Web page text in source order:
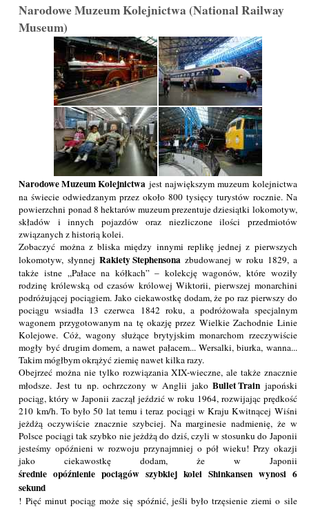
Narodowe Muzeum Kolejnictwa (National Railway
Museum)
Narodowe Muzeum Kolejnictwa jest największym muzeum kolejnictwa
na świecie odwiedzanym przez około 800 tysięcy turystów rocznie. Na
powierzchni ponad 8 hektarów muzeum prezentuje dziesiątki lokomotyw,
składów i innych pojazdów oraz niezliczone ilości przedmiotów
związanych z historią kolei.
Zobaczyć można z bliska między innymi replikę jednej z pierwszych
lokomotyw, słynnejRakiety Stephensona zbudowanej w roku 1829, a
także istne „Pałace na kółkach” – kolekcję wagonów, które woziły
rodzinę królewską od czasów królowej Wiktorii, pierwszej monarchini
podróżującej pociągiem. Jako ciekawostkę dodam, że po raz pierwszy do
pociągu wsiadła 13 czerwca 1842 roku, a podróżowała specjalnym
wagonem przygotowanym na tę okazję przez Wielkie Zachodnie Linie
Kolejowe. Cóż, wagony służące brytyjskim monarchom rzeczywiście
mogły być drugim domem, a nawet pałacem... Wersalki, biurka, wanna...
Takim mógłbym okrążyć ziemię nawet kilka razy.
Obejrzeć można nie tylko rozwiązania XIX-wieczne, ale także znacznie
młodsze. Jest tu np. ochrzczony w Anglii jakoBullet Train japoński
pociąg, który w Japonii zaczął jeździć w roku 1964, rozwijając prędkość
210 km/h. To było 50 lat temu i teraz pociągi w Kraju Kwitnącej Wiśni
jeżdżą oczywiście znacznie szybciej. Na marginesie nadmienię, że w
Polsce pociągi tak szybko nie jeżdżą do dziś, czyli w stosunku do Japonii
jesteśmy opóźnieni w rozwoju przynajmniej o pół wieku! Przy okazji
jako ciekawostkę dodam, że w Japonii
średnie opóźnienie pociągów szybkiej kolei Shinkansen wynosi 6
sekund
! Pięć minut pociąg może się spóźnić, jeśli było trzęsienie ziemi o sile